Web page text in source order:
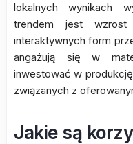
lokalnych wynikach
trendem jest
interaktywnych form
angażują się w
inwestować w
związanych z
Jakie są